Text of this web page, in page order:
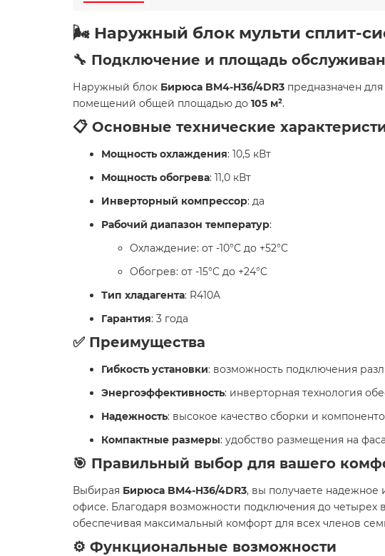
🌬️ Наружный блок мульти сплит-
🔧 Подключение и площадь
Наружный блок Бирюса BM4-H36/4DR3 предназначен
помещений общей площадью до 105 м².
📋 Основные технические
Мощность охлаждения: 10,5 кВт
Мощность обогрева: 11,0 кВт
Инверторный компрессор: да
Рабочий диапазон температур:
Охлаждение: от -10°C до +52°C
Обогрев: от -15°C до +24°C
Тип хладагента: R410A
Гарантия: 3 года
✅ Преимущества
Гибкость установки: возможность подключения
Энергоэффективность: инверторная технология
Надежность: высокое качество сборки и
Компактные размеры: удобство размещения на
🎯 Правильный выбор для вашего
Выбирая Бирюса BM4-H36/4DR3, вы получаете
офисе. Благодаря возможности подключения до
обеспечивая максимальный комфорт для всех членов
⚙️ Функциональные возможности